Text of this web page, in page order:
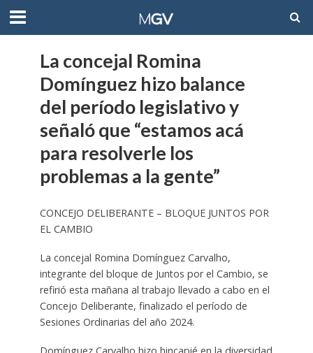
La concejal Romina
Domínguez hizo balance
del período legislativo y
señaló que “estamos acá
para resolverle los
problemas a la gente”
CONCEJO DELIBERANTE – BLOQUE JUNTOS POR
EL CAMBIO
La concejal Romina Domínguez Carvalho,
integrante del bloque de Juntos por el Cambio, se
refirió esta mañana al trabajo llevado a cabo en el
Concejo Deliberante, finalizado el período de
Sesiones Ordinarias del año 2024.